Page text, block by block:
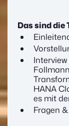
Das sind die
HANA
es mit
Fragen